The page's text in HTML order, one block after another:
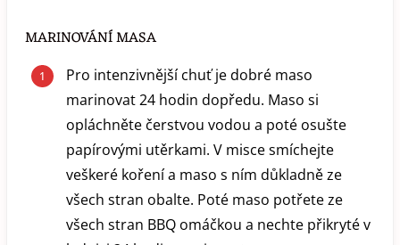
MARINOVÁNÍ MASA
Pro intenzivnější chuť je dobré maso
marinovat 24 hodin dopředu. Maso si
opláchněte čerstvou vodou a poté osušte
papírovými utěrkami. V misce smíchejte
veškeré koření a maso s ním důkladně ze
všech stran obalte. Poté maso potřete ze
všech stran BBQ omáčkou a nechte přikryté v